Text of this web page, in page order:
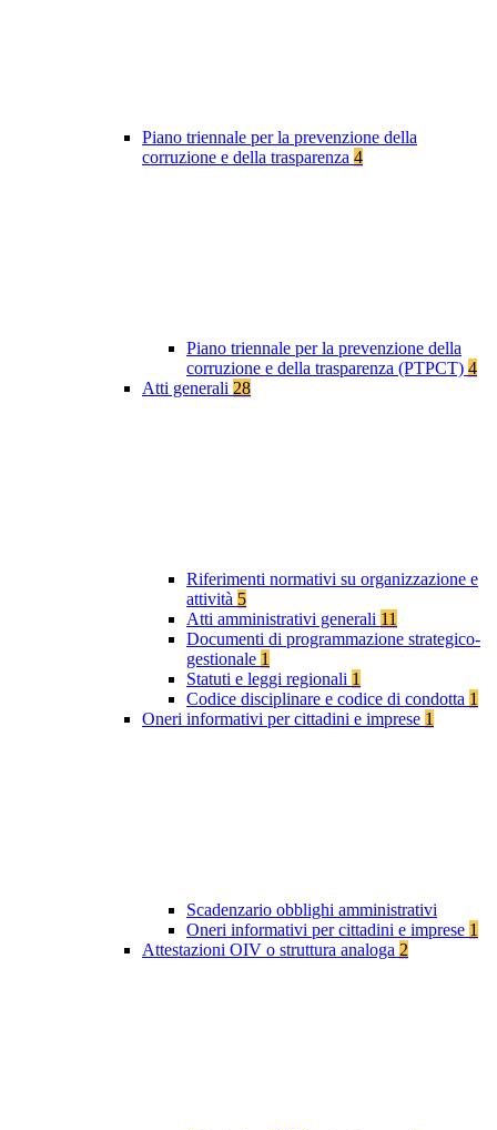
Piano triennale per la prevenzione della
corruzione e della trasparenza 4
Piano triennale per la prevenzione della
corruzione e della trasparenza (PTPCT) 4
Atti generali 28
Riferimenti normativi su organizzazione e
attività 5
Atti amministrativi generali 11
Documenti di programmazione strategico-
gestionale 1
Statuti e leggi regionali 1
Codice disciplinare e codice di condotta 1
Oneri informativi per cittadini e imprese 1
Scadenzario obblighi amministrativi
Oneri informativi per cittadini e imprese 1
Attestazioni OIV o struttura analoga 2